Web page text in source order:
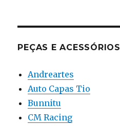
PEÇAS E ACESSÓRIOS
Andreartes
Auto Capas Tio
Bunnitu
CM Racing